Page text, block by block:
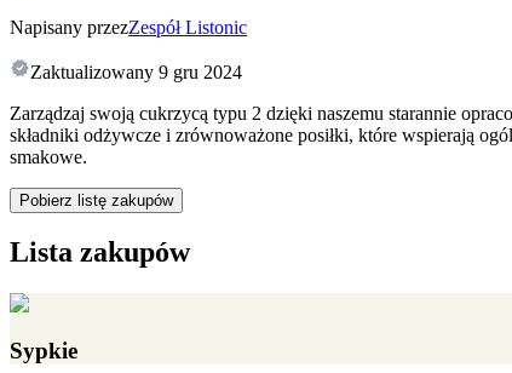
Napisany przezZespół Listonic
Zaktualizowany 9 gru 2024
Zarządzaj swoją cukrzycą typu 2 dzięki naszemu starannie
składniki odżywcze i zrównoważone posiłki, które wspierają
smakowe.
Pobierz listę zakupów
Lista zakupów
Sypkie